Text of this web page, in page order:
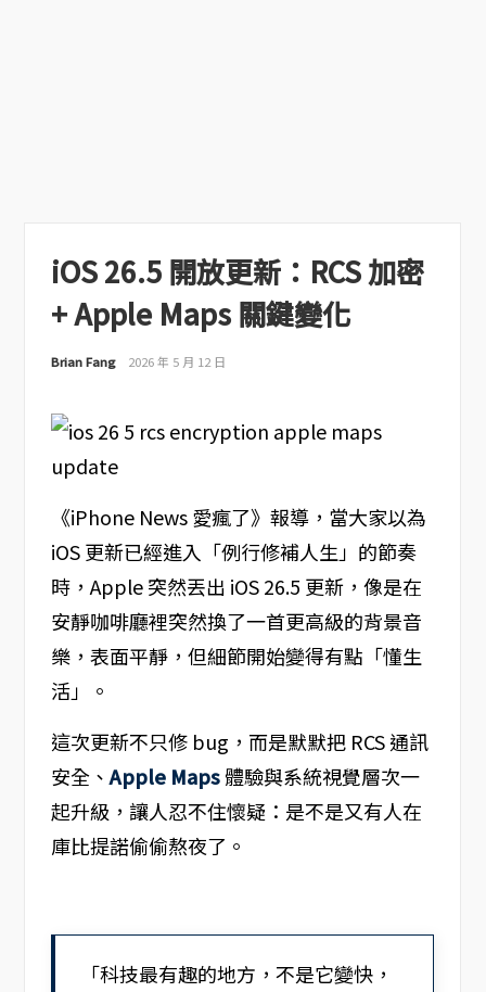
iOS 26.5 開放更新：RCS 加密
+ Apple Maps 關鍵變化
Brian Fang 2026 年 5 月 12 日
《iPhone News 愛瘋了》報導，當大家以為
iOS 更新已經進入「例行修補人生」的節奏
時，Apple 突然丟出 iOS 26.5 更新，像是在
安靜咖啡廳裡突然換了一首更高級的背景音
樂，表面平靜，但細節開始變得有點「懂生
活」。
這次更新不只修 bug，而是默默把 RCS 通訊
安全、Apple Maps體驗與系統視覺層次一
起升級，讓人忍不住懷疑：是不是又有人在
庫比提諾偷偷熬夜了。
「科技最有趣的地方，不是它變快，